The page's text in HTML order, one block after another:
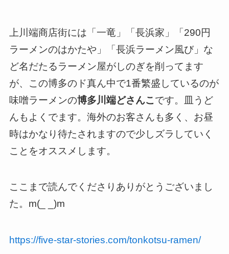
上川端商店街には「一竜」「長浜家」「290円
ラーメンのはかたや」「長浜ラーメン風び」な
ど名だたるラーメン屋がしのぎを削ってます
が、この博多のド真ん中で1番繁盛しているのが
味噌ラーメンの博多川端どさんこです。皿うど
んもよくでます。海外のお客さんも多く、お昼
時はかなり待たされますので少しズラしていく
ことをオススメします。
ここまで読んでくださりありがとうございまし
た。m(_ _)m
https://five-star-stories.com/tonkotsu-ramen/